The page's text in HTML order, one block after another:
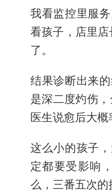
我看监控里服
看孩子，店里
了。
结果诊断出来
是深二度灼伤
医生说愈后大概
这么小的孩子
定都要受影响
么，三番五次的